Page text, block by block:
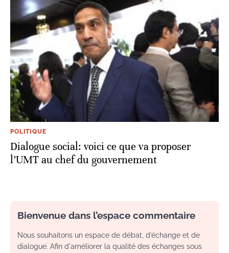
POLITIQUE
Dialogue social: voici ce que va proposer
l’UMT au chef du gouvernement
Bienvenue dans l’espace commentaire
Nous souhaitons un espace de débat, d’échange et de
dialogue. Afin d'améliorer la qualité des échanges sous